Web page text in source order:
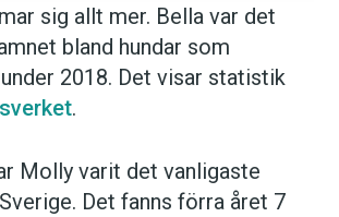
sig allt mer. Bella var det
bland hundar som
2018. Det visar statistik
.
Molly varit det vanligaste
Det fanns förra året 7